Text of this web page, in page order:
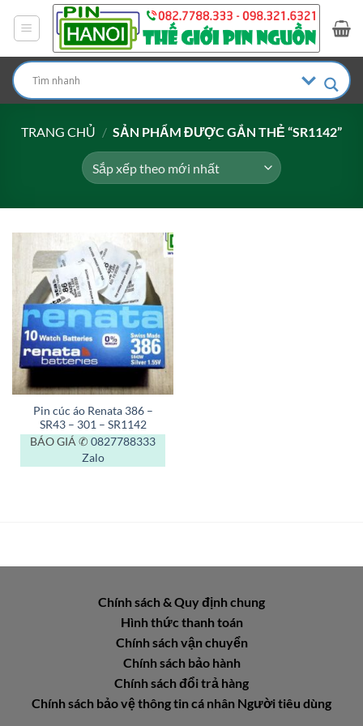
dung
TRANG CHỦ / SẢN PHẨM ĐƯỢC GẮN THẺ “SR1142”
Pin cúc áo Renata 386 –
SR43 – 301 – SR1142
BÁO GIÁ ✆ 0827788333
Zalo
Chính sách & Quy định chung
Hình thức thanh toán
Chính sách vận chuyển
Chính sách bảo hành
Chính sách đổi trả hàng
Chính sách bảo vệ thông tin cá nhân Người tiêu dùng